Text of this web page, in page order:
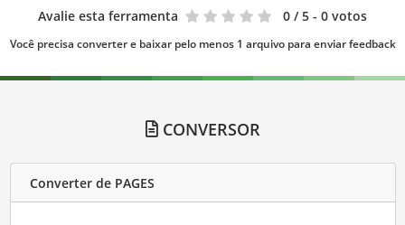
Avalie esta ferramenta 0 / 5 - 0 votos
Você precisa converter e baixar pelo menos 1 arquivo para enviar feedback
CONVERSOR
Converter de PAGES